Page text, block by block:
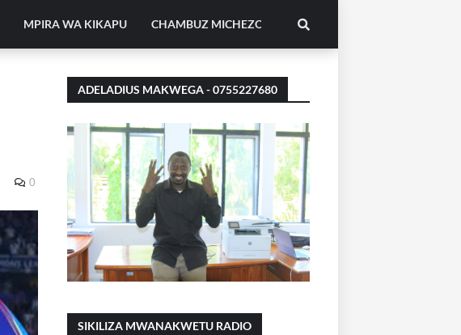
MPIRA WA KIKAPU CHAMBUZ MICHEZO
0
ADELADIUS MAKWEGA - 0755227680
SIKILIZA MWANAKWETU RADIO